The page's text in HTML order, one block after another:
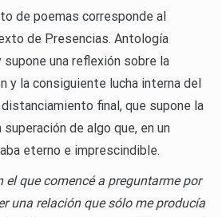
de poemas corresponde al
de Presencias. Antología
una reflexión sobre la
y la consiguiente lucha interna del
final, que supone la
de algo que, en un
eterno e imprescindible.
el que comencé a preguntarme por
una relación que sólo me producía